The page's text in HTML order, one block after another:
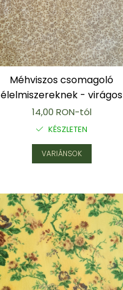
Méhviszos csomagoló
élelmiszereknek - virágos
14,00 RON-tól
KÉSZLETEN
VARIÁNSOK